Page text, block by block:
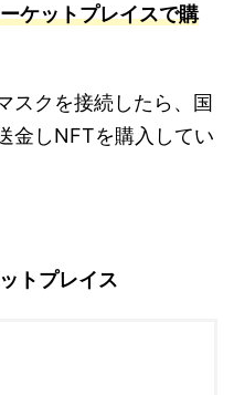
ケットプレイスで購
スクを接続したら、国
金しNFTを購入してい
トプレイス